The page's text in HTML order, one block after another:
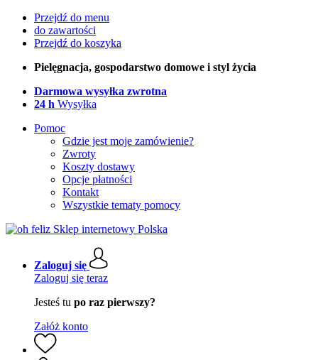
Przejdź do menu
do zawartości
Przejdź do koszyka
Pielęgnacja, gospodarstwo domowe i styl życia
Darmowa wysyłka zwrotna
24 h Wysyłka
Pomoc
Gdzie jest moje zamówienie?
Zwroty
Koszty dostawy
Opcje płatności
Kontakt
Wszystkie tematy pomocy
Zaloguj się
Zaloguj się teraz
Jesteś tu po raz pierwszy?
Załóż konto